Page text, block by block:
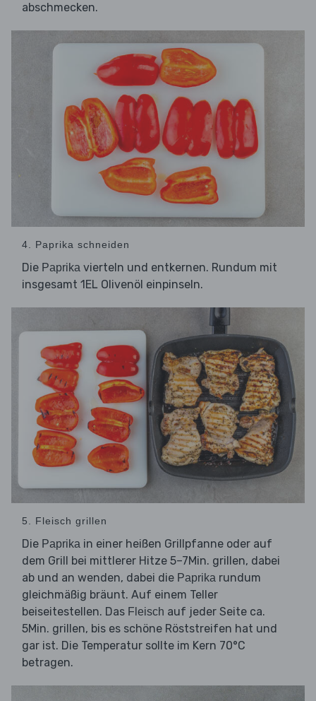
abschmecken.
4. Paprika schneiden
Die Paprika vierteln und entkernen. Rundum mit
insgesamt 1EL Olivenöl einpinseln.
5. Fleisch grillen
Die Paprika in einer heißen Grillpfanne oder auf
dem Grill bei mittlerer Hitze 5–7Min. grillen, dabei
ab und an wenden, dabei die Paprika rundum
gleichmäßig bräunt. Auf einem Teller
beiseitestellen. Das Fleisch auf jeder Seite ca.
5Min. grillen, bis es schöne Röststreifen hat und
gar ist. Die Temperatur sollte im Kern 70°C
betragen.